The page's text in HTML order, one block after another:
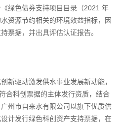
绿色债券支持项目目录（2021 年
资源节约相关的环境效益指标，因
票据，并出具评估认证报告。
新驱动激发供水事业发展新动能，
合科创票据的主体发行资质，结合
州市自来水有限公司以旗下优质供
计发行绿色科创资产支持票据，在